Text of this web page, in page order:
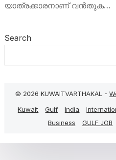
യാത്രക്കാരനാണ് വന്‍തുക…
Search
© 2026 KUWAITVARTHAKAL -
Kuwait
Gulf India
Business
GULF JOB